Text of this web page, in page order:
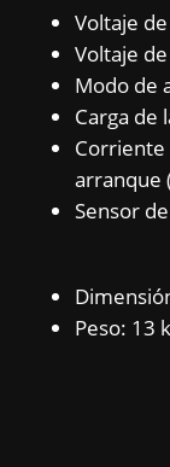
Voltaje
Voltaje
Modo de
Carga de
Corriente
arranque
Sensor
Peso: 13